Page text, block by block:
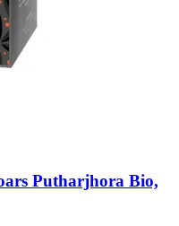
Putharjhora Bio,